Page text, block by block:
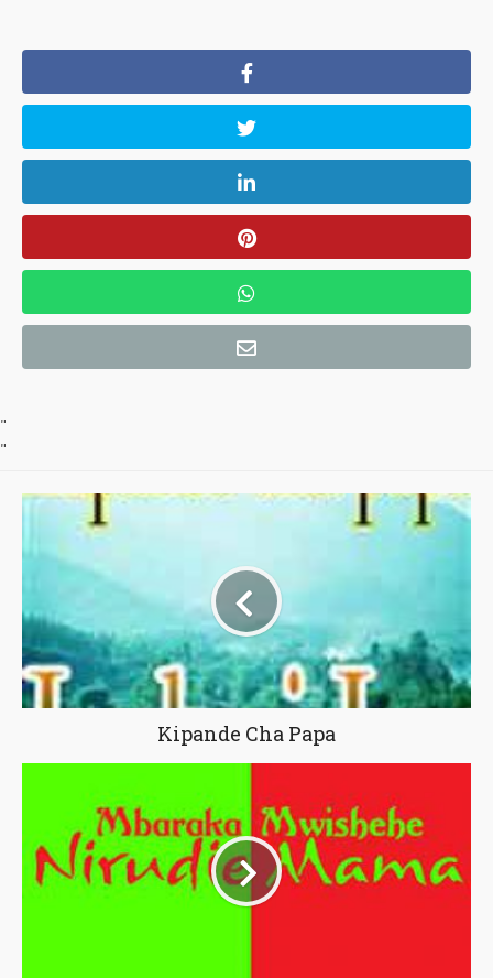
"
"
Kipande Cha Papa